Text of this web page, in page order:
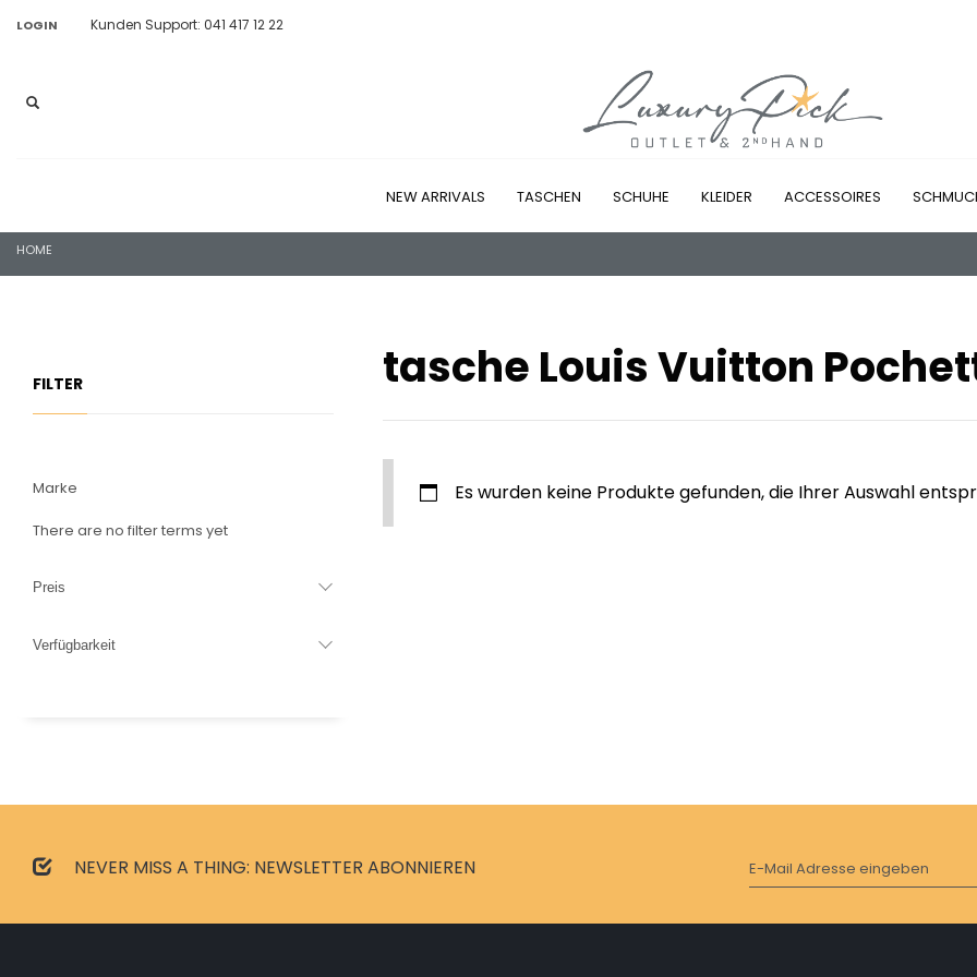
LOGIN Kunden Support: 041 417 12 22
NEW ARRIVALS TASCHEN SCHUHE KLEIDER ACCESSOIRES
HOME
tasche Louis Vuitton
Es wurden keine Produkte gefunden, die Ihrer Auswahl
FILTER
Marke
There are no filter terms yet
Preis
Verfügbarkeit
NEVER MISS A THING: NEWSLETTER ABONNIEREN E-Mail Adresse eingeben